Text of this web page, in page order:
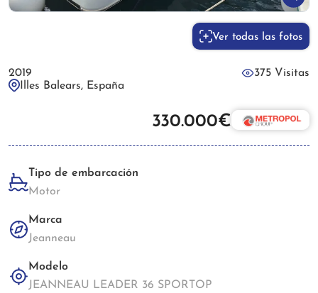
Ver todas las fotos
2019
375 Visitas
Illes Balears, España
330.000€
Tipo de embarcación
Motor
Marca
Jeanneau
Modelo
JEANNEAU LEADER 36 SPORTOP